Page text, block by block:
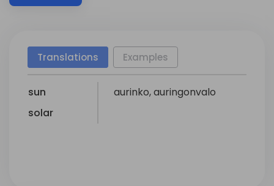
Translations Examples
sun aurinko,auringonvalo
solar